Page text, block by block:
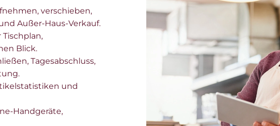
verschieben,
Außer-Haus-Verkauf.
Blick.
Tagesabschluss,
und
Handgeräte,